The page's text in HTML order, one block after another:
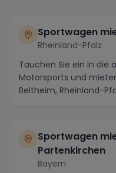
Sportwagen
Rheinland-Pfalz
Tauchen Sie ein in die
Motorsports und
Beltheim, Rheinland-
Sportwagen
Partenkirchen
Bayern